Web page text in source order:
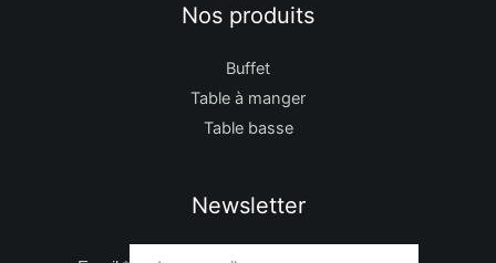
Nos produits
Buffet
Table à manger
Table basse
Newsletter